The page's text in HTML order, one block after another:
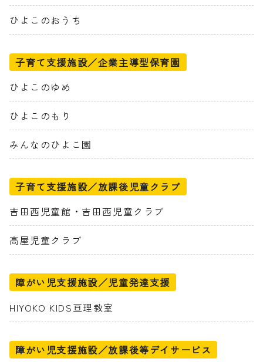
ひよこのおうち
子育て支援施設／企業主導型保育園
ひよこのゆめ
ひよこのもり
みんなのひよこ園
子育て支援施設／放課後児童クラブ
吉田西児童館・吉田西児童クラブ
高屋児童クラブ
障がい児支援施設／児童発達支援
HIYOKO KIDS亘理教室
障がい児支援施設／放課後等デイサービス